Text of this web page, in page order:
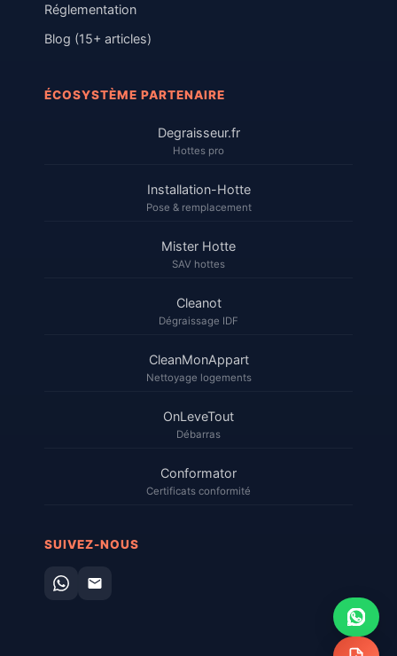
Réglementation
Blog (15+ articles)
ÉCOSYSTÈME PARTENAIRE
Degraisseur.fr
Hottes pro
Installation-Hotte
Pose & remplacement
Mister Hotte
SAV hottes
Cleanot
Dégraissage IDF
CleanMonAppart
Nettoyage logements
OnLeveTout
Débarras
Conformator
Certificats conformité
SUIVEZ-NOUS